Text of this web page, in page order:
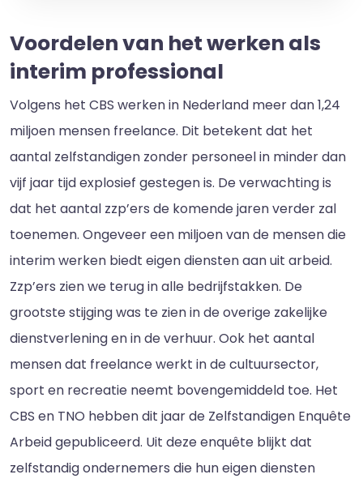
Voordelen van het werken als
interim professional
Volgens het CBS werken in Nederland meer dan 1,24
miljoen mensen freelance. Dit betekent dat het
aantal zelfstandigen zonder personeel in minder dan
vijf jaar tijd explosief gestegen is. De verwachting is
dat het aantal zzp’ers de komende jaren verder zal
toenemen. Ongeveer een miljoen van de mensen die
interim werken biedt eigen diensten aan uit arbeid.
Zzp’ers zien we terug in alle bedrijfstakken. De
grootste stijging was te zien in de overige zakelijke
dienstverlening en in de verhuur. Ook het aantal
mensen dat freelance werkt in de cultuursector,
sport en recreatie neemt bovengemiddeld toe. Het
CBS en TNO hebben dit jaar de Zelfstandigen Enquête
Arbeid gepubliceerd. Uit deze enquête blijkt dat
zelfstandig ondernemers die hun eigen diensten